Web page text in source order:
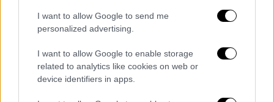
I want to allow Google to send me
personalized advertising.
I want to allow Google to enable storage
related to analytics like cookies on web or
device identifiers in apps.
Εκδόσεις Καστανιώτη: «Διακόπτουμε
κάθε μορφής συνεργασία με τον
συγγραφέα Βασίλη Παπαθεοδώρου»